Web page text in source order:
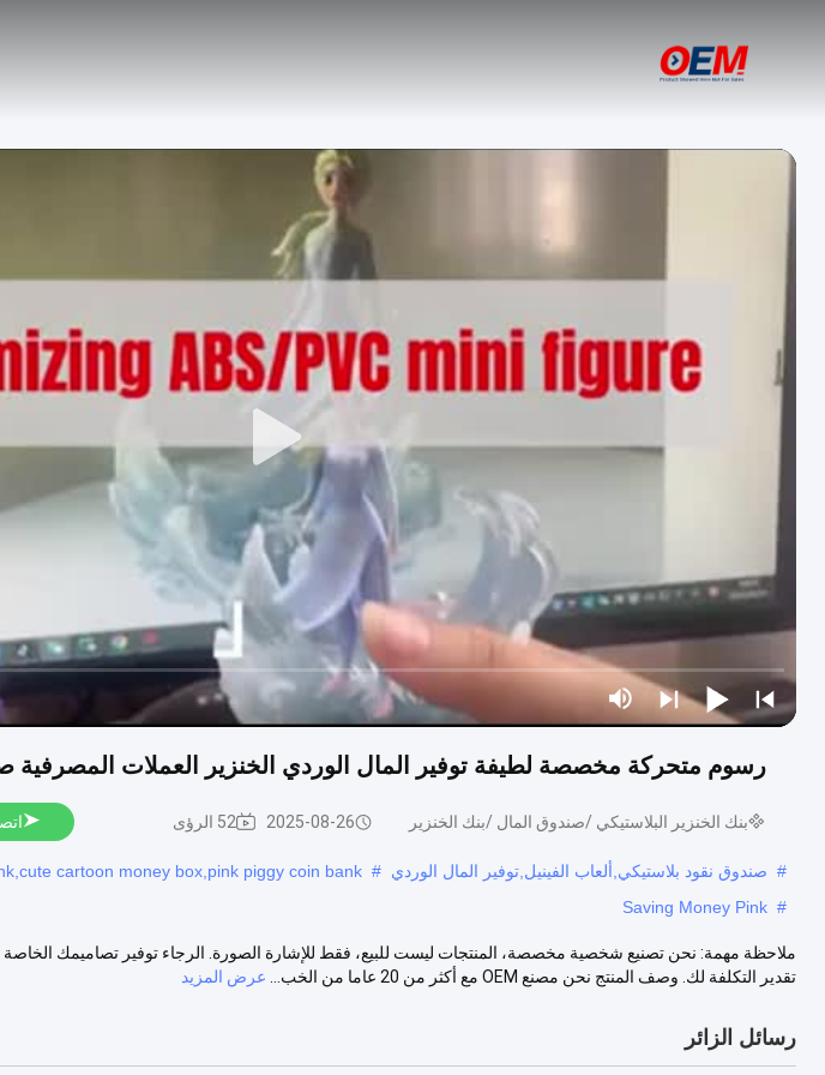
رسوم متحركة مخصصة لطيفة توفير المال الوردي الخنزير العملات المصرفية
بنك الخنزير البلاستيكي /صندوق المال /بنك الخنزير 2025-08-26 52 الرؤى
# صندوق نقود بلاستيكي,ألعاب الفينيل,توفير المال الوردي #
cartoon money box,pink piggy coin bank
#
Saving Money Pink
ملاحظة مهمة: نحن تصنيع شخصية مخصصة، المنتجات ليست للبيع، فقط للإشارة الصورة. الرجاء توفير تصاميمك الخاصة
تقدير التكلفة لك. وصف المنتج نحن مصنع OEM مع أكثر من 20 عاما من الخب...
عرض المزيد
رسائل الزائر